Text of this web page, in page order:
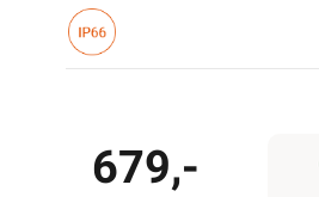
679,-